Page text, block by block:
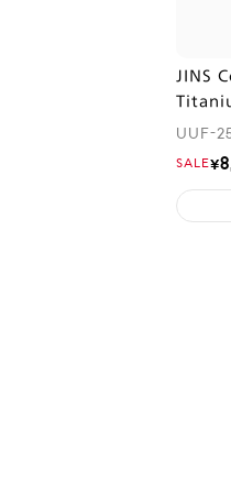
JINS
UUF-
SALE